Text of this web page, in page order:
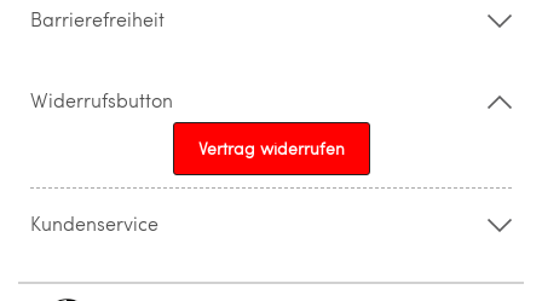
Barrierefreiheit
Widerrufsbutton
Vertrag widerrufen
Kundenservice
info@topparfuemerie.de